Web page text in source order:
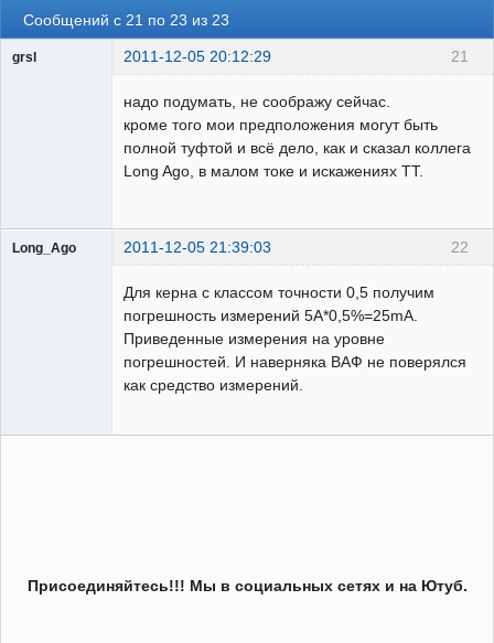
Сообщений с 21 по 23 из 23
21
grsl 2011-12-05 20:12:29
надо подумать, не соображу сейчас.
кроме того мои предположения могут быть
полной туфтой и всё дело, как и сказал коллега
Long Ago, в малом токе и искажениях ТТ.
22
Long_Ago 2011-12-05 21:39:03
Для керна с классом точности 0,5 получим
погрешность измерений 5А*0,5%=25mA.
Приведенные измерения на уровне
погрешностей. И наверняка ВАФ не поверялся
как средство измерений.
Присоединяйтесь!!! Мы в социальных сетях и на Ютуб.